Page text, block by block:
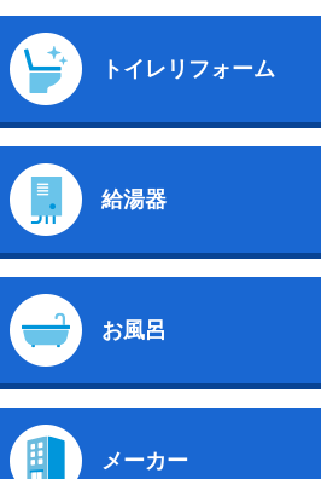
トイレリフォーム
給湯器
お風呂
メーカー